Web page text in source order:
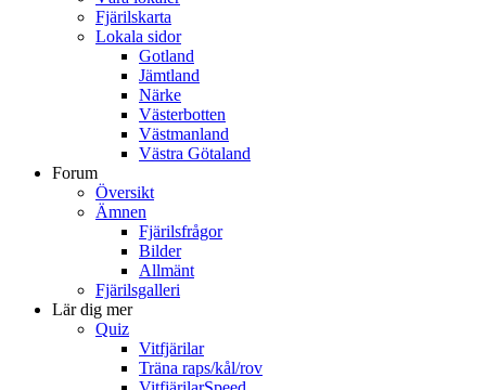
Fjärilskarta
Lokala sidor
Gotland
Jämtland
Närke
Västerbotten
Västmanland
Västra Götaland
Forum
Översikt
Ämnen
Fjärilsfrågor
Bilder
Allmänt
Fjärilsgalleri
Lär dig mer
Quiz
Vitfjärilar
Träna raps/kål/rov